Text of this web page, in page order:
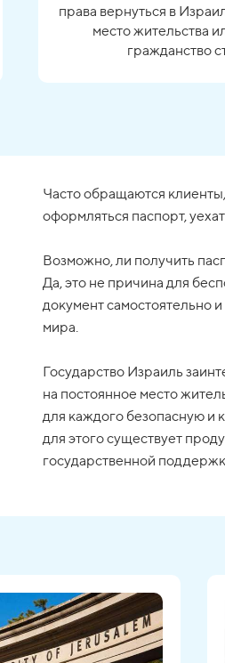
права вернуться в
место жительства
гражданство
Часто обращаются
оформляться паспорт,
Возможно, ли получить
Да, это не причина для
документ самостоятельно
мира.
Государство Израиль
на постоянное место
для каждого безопасную и
для этого существует
государственной